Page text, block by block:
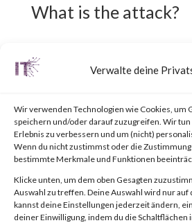
Verwalte deine
Wir verwenden Technologien wie Cookies, um
speichern und/oder darauf zuzugreifen. Wir
Erlebnis zu verbessern und um (nicht)
Wenn du nicht zustimmst oder die
bestimmte Merkmale und Funktionen
Klicke unten, um dem oben Gesagten
Auswahl zu treffen. Deine Auswahl wird nur auf
kannst deine Einstellungen jederzeit ändern,
deiner Einwilligung, indem du die Schaltflächen
What is the attack?
A command injection
vulnerability exists in
Archer AX21
firmware versions
Build 20230219 that
unauthenticated
inject commands